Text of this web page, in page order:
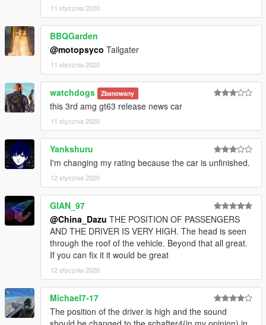
11 stycznia 2020
BBQGarden
@motopsyco Tailgater
11 stycznia 2020
watchdogs Zbanowany
this 3rd amg gt63 release news car
11 stycznia 2020
Yankshuru
I'm changing my rating because the car is unfinished.
12 stycznia 2020
GIAN_97
@China_Dazu THE POSITION OF PASSENGERS
AND THE DRIVER IS VERY HIGH. The head is seen
through the roof of the vehicle. Beyond that all great.
If you can fix it it would be great
12 stycznia 2020
Michael7-17
The position of the driver is high and the sound